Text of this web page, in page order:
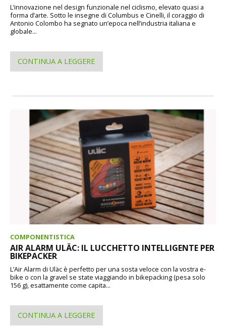
L’innovazione nel design funzionale nel ciclismo, elevato quasi a
forma d’arte. Sotto le insegne di Columbus e Cinelli, il coraggio di
Antonio Colombo ha segnato un’epoca nell’industria italiana e
globale...
CONTINUA A LEGGERE
COMPONENTISTICA
AIR ALARM ULÄC: IL LUCCHETTO INTELLIGENTE PER
BIKEPACKER
L’Air Alarm di Uläc è perfetto per una sosta veloce con la vostra e-
bike o con la gravel se state viaggiando in bikepacking (pesa solo
156 g), esattamente come capita...
CONTINUA A LEGGERE